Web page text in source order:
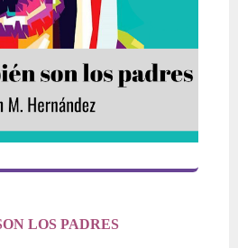
LOS PADRES